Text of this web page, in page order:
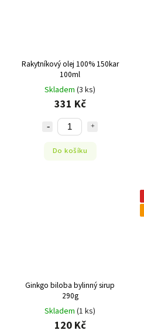
Rakytníkový olej 100% 150kar
100ml
Skladem (3 ks)
331 Kč
Do košíku
Ginkgo biloba bylinný sirup
290g
Skladem (1 ks)
120 Kč